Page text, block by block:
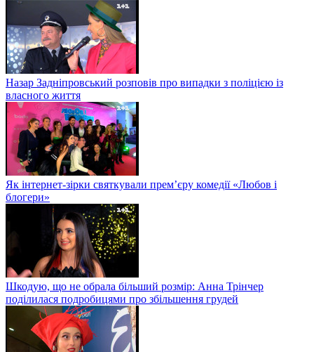
Назар Задніпровський розповів про випадки з поліцією із
власного життя
Як інтернет-зірки святкували прем’єру комедії «Любов і
блогери»
Шкодую, що не обрала більший розмір: Анна Трінчер
поділилася подробицями про збільшення грудей